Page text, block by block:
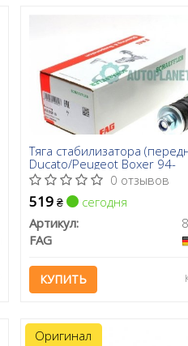
Тяга стабилизатора
Ducato/Peugeot Boxer 94-
0 отзывов
519 ₴
сегодня
Артикул:
FAG
КУПИТЬ
Оригинал